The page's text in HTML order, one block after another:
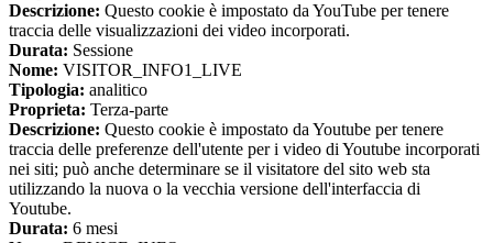
Descrizione: Questo cookie è impostato da YouTube per tenere
traccia delle visualizzazioni dei video incorporati.
Durata: Sessione
Nome: VISITOR_INFO1_LIVE
Tipologia: analitico
Proprieta: Terza-parte
Descrizione: Questo cookie è impostato da Youtube per tenere
traccia delle preferenze dell'utente per i video di Youtube incorporati
nei siti; può anche determinare se il visitatore del sito web sta
utilizzando la nuova o la vecchia versione dell'interfaccia di
Youtube.
Durata: 6 mesi